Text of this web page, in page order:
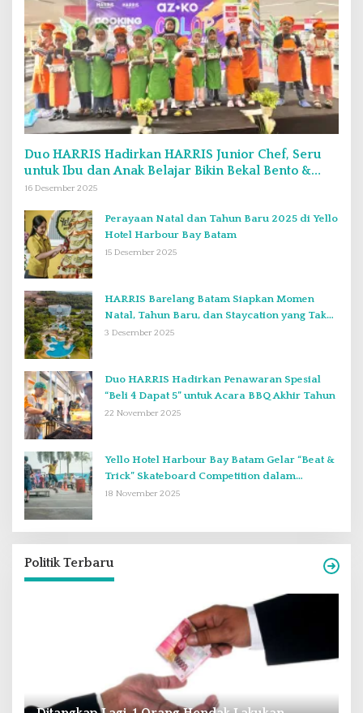
Duo HARRIS Hadirkan HARRIS Junior Chef, Seru
untuk Ibu dan Anak Belajar Bikin Bekal Bento &
Kimbab
16 Desember 2025
Perayaan Natal dan Tahun Baru 2025 di Yello
Hotel Harbour Bay Batam
15 Desember 2025
HARRIS Barelang Batam Siapkan Momen
Natal, Tahun Baru, dan Staycation yang Tak
Terlupakan di Desember 2025
3 Desember 2025
Duo HARRIS Hadirkan Penawaran Spesial
“Beli 4 Dapat 5” untuk Acara BBQ Akhir Tahun
22 November 2025
Yello Hotel Harbour Bay Batam Gelar “Beat &
Trick” Skateboard Competition dalam
Perayaan Anniversary ke-2
18 November 2025
Politik Terbaru